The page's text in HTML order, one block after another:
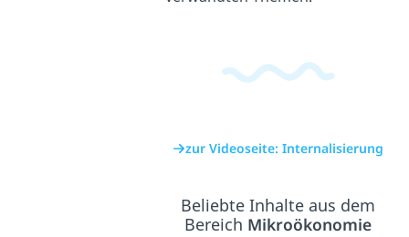
zur Videoseite: Internalisierung
Beliebte Inhalte aus dem
Bereich Mikroökonomie